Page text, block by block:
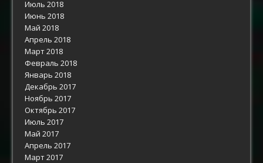
Июль 2018
Июнь 2018
Май 2018
Апрель 2018
Март 2018
Февраль 2018
Январь 2018
Декабрь 2017
Ноябрь 2017
Октябрь 2017
Июль 2017
Май 2017
Апрель 2017
Март 2017